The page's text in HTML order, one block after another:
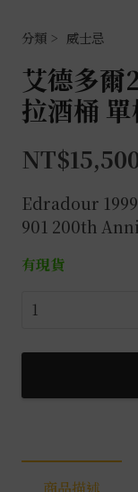
威士忌
艾德多爾
拉酒桶
NT$
Edradour
901 200th
有現貨
艾
多
25
初
商品描述